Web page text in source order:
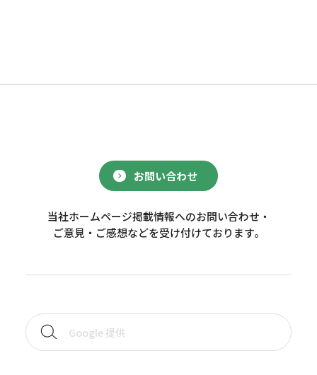
お問い合わせ
当社ホームページ掲載情報へのお問い合わせ・
ご意見・ご感想などを受け付けております。